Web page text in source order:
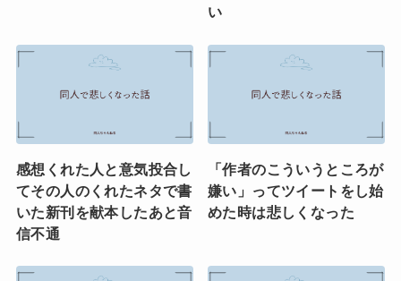
い
感想くれた人と意気投合し
てその人のくれたネタで書
いた新刊を献本したあと音
信不通
「作者のこういうところが
嫌い」ってツイートをし始
めた時は悲しくなった